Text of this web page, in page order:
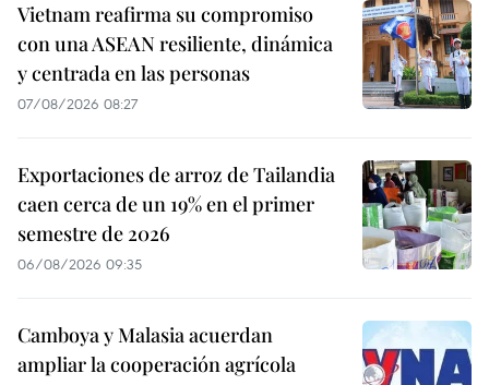
Vietnam reafirma su compromiso
con una ASEAN resiliente, dinámica
y centrada en las personas
07/08/2026 08:27
Exportaciones de arroz de Tailandia
caen cerca de un 19% en el primer
semestre de 2026
06/08/2026 09:35
Camboya y Malasia acuerdan
ampliar la cooperación agrícola